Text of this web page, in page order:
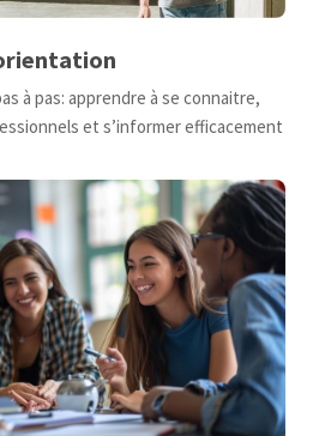
à pas: apprendre à se connaitre,
et s’informer efficacement